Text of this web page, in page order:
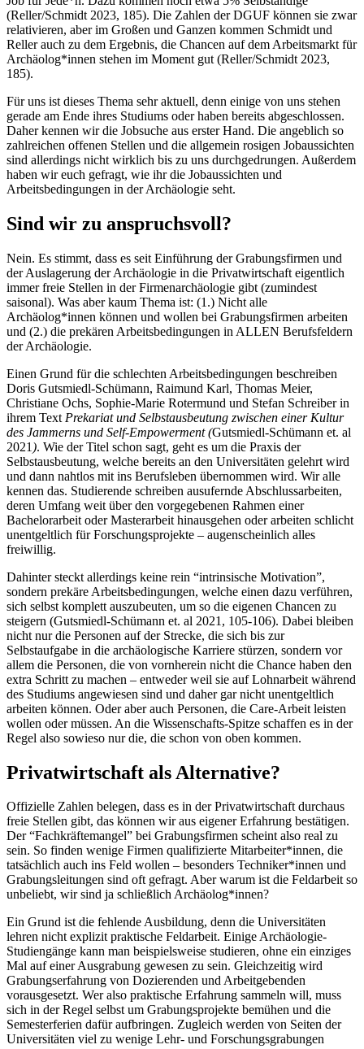
(Reller/Schmidt 2023, 185). Die Zahlen der DGUF können sie zwar
relativieren, aber im Großen und Ganzen kommen Schmidt und
Reller auch zu dem Ergebnis, die Chancen auf dem Arbeitsmarkt für
Archäolog*innen stehen im Moment gut (Reller/Schmidt 2023,
185).
Für uns ist dieses Thema sehr aktuell, denn einige von uns stehen
gerade am Ende ihres Studiums oder haben bereits abgeschlossen.
Daher kennen wir die Jobsuche aus erster Hand. Die angeblich so
zahlreichen offenen Stellen und die allgemein rosigen Jobaussichten
sind allerdings nicht wirklich bis zu uns durchgedrungen. Außerdem
haben wir euch gefragt, wie ihr die Jobaussichten und
Arbeitsbedingungen in der Archäologie seht.
Sind wir zu anspruchsvoll?
Nein. Es stimmt, dass es seit Einführung der Grabungsfirmen und
der Auslagerung der Archäologie in die Privatwirtschaft eigentlich
immer freie Stellen in der Firmenarchäologie gibt (zumindest
saisonal). Was aber kaum Thema ist: (1.) Nicht alle
Archäolog*innen können und wollen bei Grabungsfirmen arbeiten
und (2.) die prekären Arbeitsbedingungen in ALLEN Berufsfeldern
der Archäologie.
Einen Grund für die schlechten Arbeitsbedingungen beschreiben
Doris Gutsmiedl-Schümann, Raimund Karl, Thomas Meier,
Christiane Ochs, Sophie-Marie Rotermund und Stefan Schreiber in
ihrem Text Prekariat und Selbstausbeutung zwischen einer Kultur
des Jammerns und Self-Empowerment (Gutsmiedl-Schümann et. al
2021 ). Wie der Titel schon sagt, geht es um die Praxis der
Selbstausbeutung, welche bereits an den Universitäten gelehrt wird
und dann nahtlos mit ins Berufsleben übernommen wird. Wir alle
kennen das. Studierende schreiben ausufernde Abschlussarbeiten,
deren Umfang weit über den vorgegebenen Rahmen einer
Bachelorarbeit oder Masterarbeit hinausgehen oder arbeiten schlicht
unentgeltlich für Forschungsprojekte – augenscheinlich alles
freiwillig.
Dahinter steckt allerdings keine rein “intrinsische Motivation”,
sondern prekäre Arbeitsbedingungen, welche einen dazu verführen,
sich selbst komplett auszubeuten, um so die eigenen Chancen zu
steigern (Gutsmiedl-Schümann et. al 2021, 105-106). Dabei bleiben
nicht nur die Personen auf der Strecke, die sich bis zur
Selbstaufgabe in die archäologische Karriere stürzen, sondern vor
allem die Personen, die von vornherein nicht die Chance haben den
extra Schritt zu machen – entweder weil sie auf Lohnarbeit während
des Studiums angewiesen sind und daher gar nicht unentgeltlich
arbeiten können. Oder aber auch Personen, die Care-Arbeit leisten
wollen oder müssen. An die Wissenschafts-Spitze schaffen es in der
Regel also sowieso nur die, die schon von oben kommen.
Privatwirtschaft als Alternative?
Offizielle Zahlen belegen, dass es in der Privatwirtschaft durchaus
freie Stellen gibt, das können wir aus eigener Erfahrung bestätigen.
Der “Fachkräftemangel” bei Grabungsfirmen scheint also real zu
sein. So finden wenige Firmen qualifizierte Mitarbeiter*innen, die
tatsächlich auch ins Feld wollen – besonders Techniker*innen und
Grabungsleitungen sind oft gefragt. Aber warum ist die Feldarbeit so
unbeliebt, wir sind ja schließlich Archäolog*innen?
Ein Grund ist die fehlende Ausbildung, denn die Universitäten
lehren nicht explizit praktische Feldarbeit. Einige Archäologie-
Studiengänge kann man beispielsweise studieren, ohne ein einziges
Mal auf einer Ausgrabung gewesen zu sein. Gleichzeitig wird
Grabungserfahrung von Dozierenden und Arbeitgebenden
vorausgesetzt. Wer also praktische Erfahrung sammeln will, muss
sich in der Regel selbst um Grabungsprojekte bemühen und die
Semesterferien dafür aufbringen. Zugleich werden von Seiten der
Universitäten viel zu wenige Lehr- und Forschungsgrabungen